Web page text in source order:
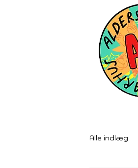
Alle indlæg